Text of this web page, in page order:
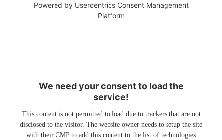
Powered by Usercentrics Consent Management
Platform
We need your consent to load the
service!
This content is not permitted to load due to trackers that are not
disclosed to the visitor. The website owner needs to setup the site
with their CMP to add this content to the list of technologies